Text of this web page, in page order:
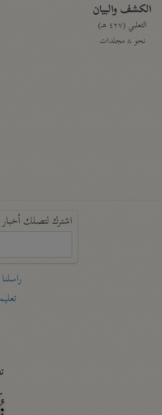
الكشف والبيان
الثعلبي (٤٢٧ هـ)
نحو ٨ مجلدات
اشترك لتصلك أخبار
راسلنا